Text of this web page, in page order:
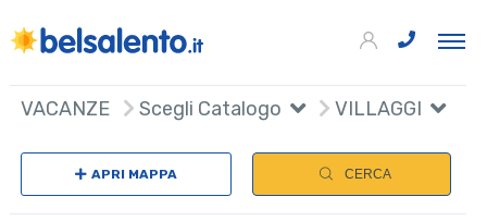
VACANZE Scegli Catalogo VILLAGGI
APRI MAPPA CERCA
+